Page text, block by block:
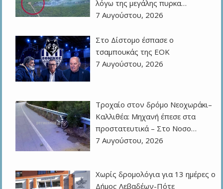
λόγω της μεγάλης πυρκα…
7 Αυγούστου, 2026
Στο Δίστομο έσπασε ο
τσαμπουκάς της ΕΟΚ
7 Αυγούστου, 2026
Τροχαίο στον δρόμο Νεοχωράκι–
Καλλιθέα: Μηχανή έπεσε στα
προστατευτικά – Στο Νοσο…
7 Αυγούστου, 2026
Χωρίς δρομολόγια για 13 ημέρες ο
Δήμος Λεβαδέων-Πότε